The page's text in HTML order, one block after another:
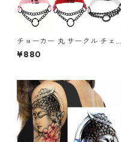
チョーカー 丸 サークル チェー
ン レザー ブラック ２連チェー
ン レザーチョーカー
¥880